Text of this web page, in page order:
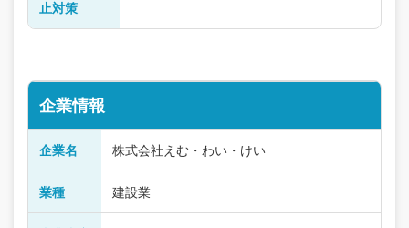
止対策
企業情報
企業名 株式会社えむ・わい・けい
業種 建設業